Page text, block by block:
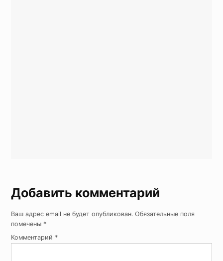
Добавить комментарий
Ваш адрес email не будет опубликован. Обязательные поля
помечены *
Комментарий *